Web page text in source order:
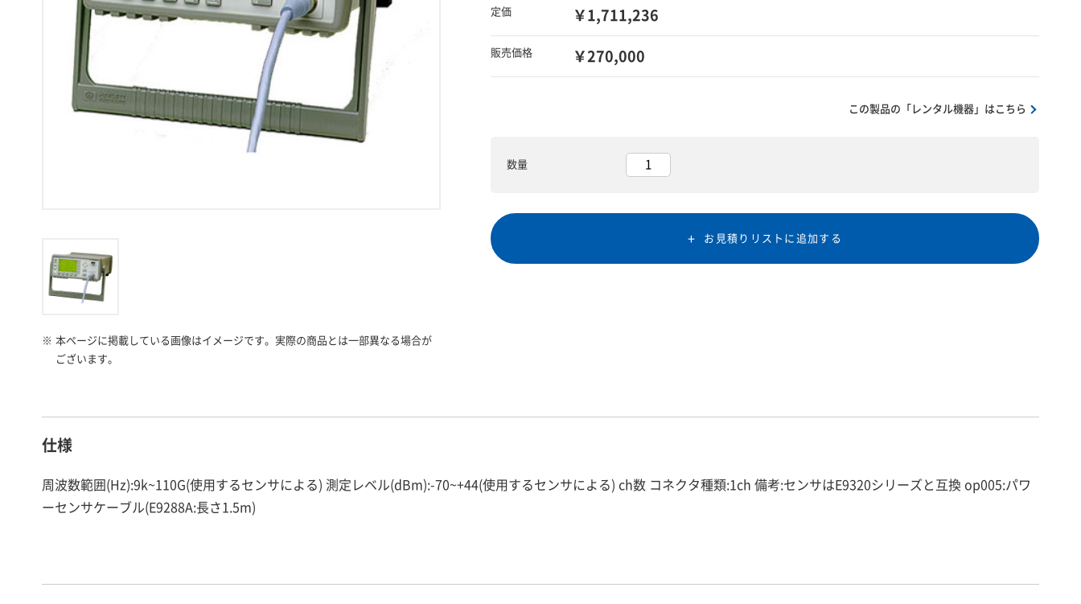
※ 本ページに掲載している画像はイメージです。実際の商品とは一部異なる場合が
ございます。
定価 ￥1,711,236
販売価格 ￥270,000
この製品の「レンタル機器」はこちら
数量
お見積りリストに追加する
仕様
周波数範囲(Hz):9k~110G(使用するセンサによる) 測定レベル(dBm):-70~+44(使用するセンサによる) ch数 コネクタ種類:1ch 備考:センサはE9320シリーズと互換 op005:パワ
ーセンサケーブル(E9288A:長さ1.5m)